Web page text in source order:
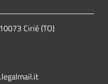
Cirié (TO)